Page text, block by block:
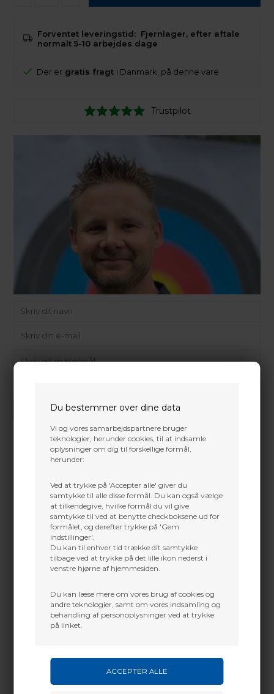
Du bestemmer over dine data
Vi og vores samarbejdspartnere bruger
teknologier, herunder cookies, til at indsamle
oplysninger om dig til forskellige formål,
herunder:
Ved at trykke på 'Accepter alle' giver du
samtykke til alle disse formål. Du kan også vælge
at tilkendegive, hvilke formål du vil give
samtykke til ved at benytte checkboksene ud for
formålet, og derefter trykke på 'Gem
indstillinger'.
Du kan til enhver tid trække dit samtykke
tilbage ved at trykke på det lille ikon nederst i
venstre hjørne af hjemmesiden.
Du kan læse mere om vores brug af cookies og
andre teknologier, samt om vores indsamling og
behandling af personoplysninger ved at trykke
på linket.
Forventet leveringstid: Fjernlager, efter aftale
normalt 5-10 arbejdes dage
Der er gratis fragt i Danmark, på denne vare
Trustpilot
Sjælland
+45 2751 3356
martin@baldurs-archery.dk
+45 9718 3356
kontakt@baldurs-archery.dk
SEND SPØRGSMÅL
Mere info
Hvorfor vi har lavet denne...
Til de mestdedikerede whitetail-jægere
der trives i det brutale vintervejr under de sene
sæsoner – er Fanatic Bibskabt til dig.
Den er fuldt udstyret medWINDSTOPPER® fra
GORE-TEX Labs, der fuldstændigt blokerer vinden,
I samarbejde medhjorteeksperter fra University
of Georgiahar vi kalibreret Fanatic-serien med en
tre-lags konstruktion
kompressionsbestandig isolering i sædet
, som
danner en effektiv barriere mod varmetab – præcis
dér, hvor du har mest brug for det.